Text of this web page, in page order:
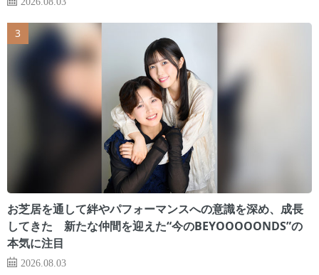
お芝居を通して絆やパフォーマンスへの意識を深め、成長
してきた 新たな仲間を迎えた“今のBEYOOOOONDS”の
本気に注目
2026.08.03